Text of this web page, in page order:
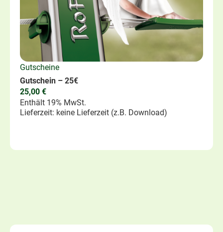
Gutscheine
Gutschein – 25€
25,00 €
Enthält 19% MwSt.
Lieferzeit: keine Lieferzeit (z.B. Download)